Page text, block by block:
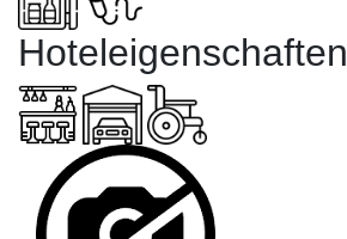
Hoteleigenschaften